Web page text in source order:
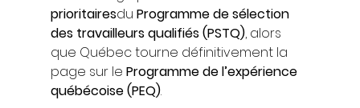
prioritairesdu Programme de sélection
des travailleurs qualifiés (PSTQ), alors
que Québec tourne définitivement la
page sur le Programme de l’expérience
québécoise (PEQ).